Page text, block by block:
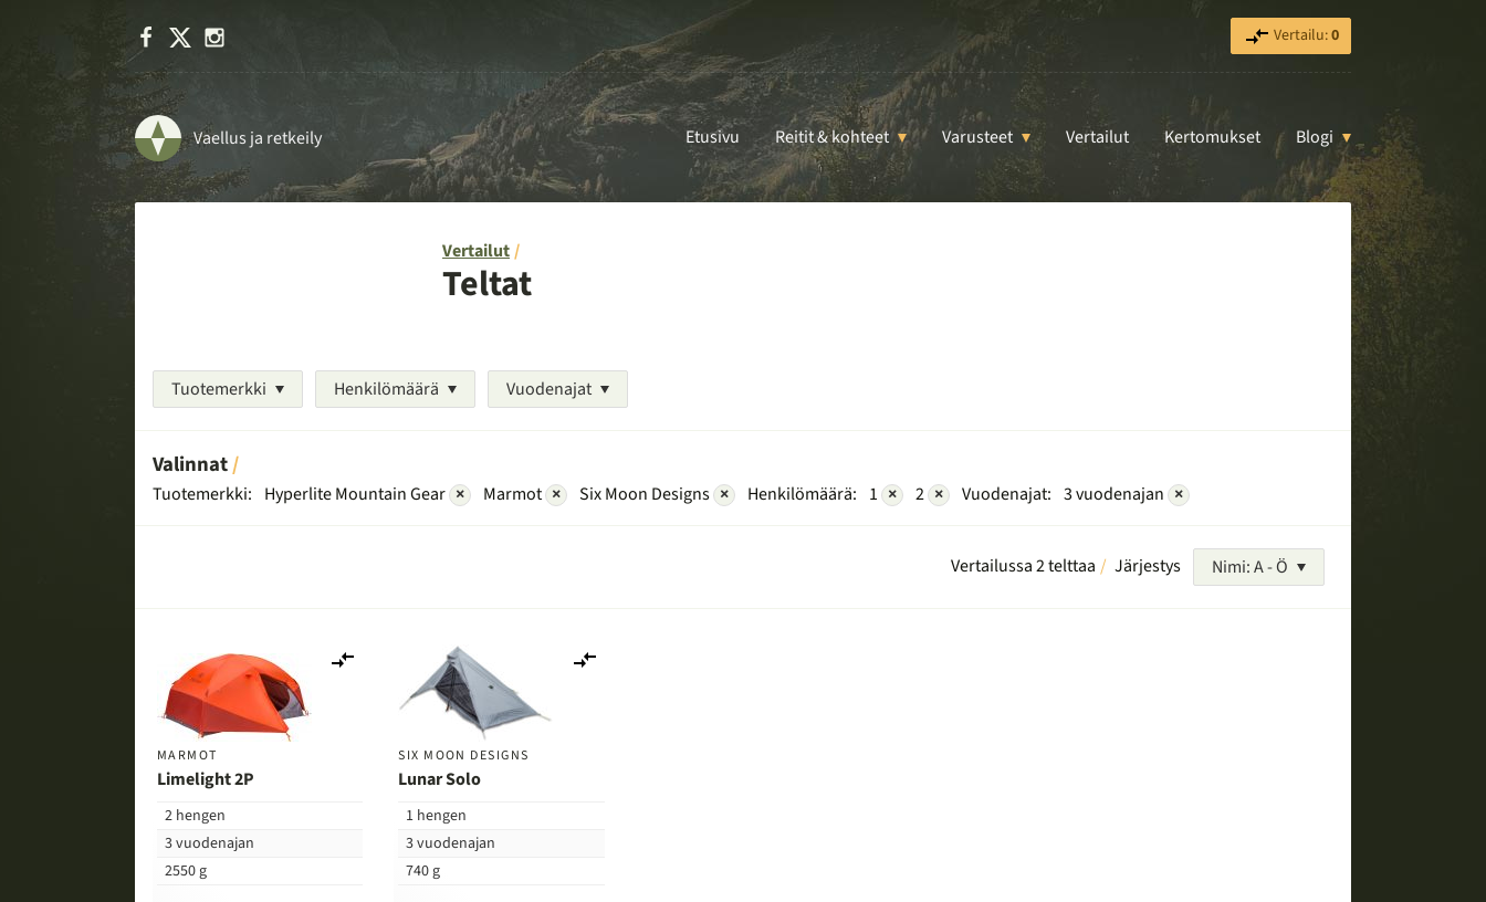
Facebook Vertailu:0
Vaellus ja retkeily Etusivu Reitit & kohteet Varusteet Vertailut Kertomukset Blogi
Vertailut
Teltat
Tuotemerkki Henkilömäärä Vuodenajat
Valinnat
Tuotemerkki: Hyperlite Mountain Gear × Marmot × Six Moon Designs × Henkilömäärä: 1 × 2 × Vuodenajat: 3 vuodenajan ×
Vertailussa 2 telttaa Järjestys Nimi: A - Ö
MARMOT
Limelight 2P
2 hengen
3 vuodenajan
2550 g
vertailuun
SIX MOON DESIGNS
Lunar Solo
1 hengen
3 vuodenajan
740 g